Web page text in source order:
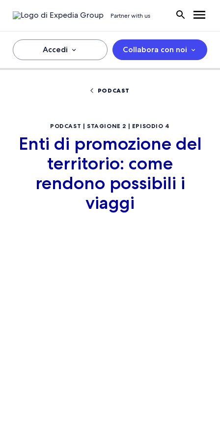
Partner with us
Accedi Collabora con noi
PODCAST
PODCAST | STAGIONE 2 | EPISODIO 4
Enti di promozione del
territorio: come
rendono possibili i
viaggi